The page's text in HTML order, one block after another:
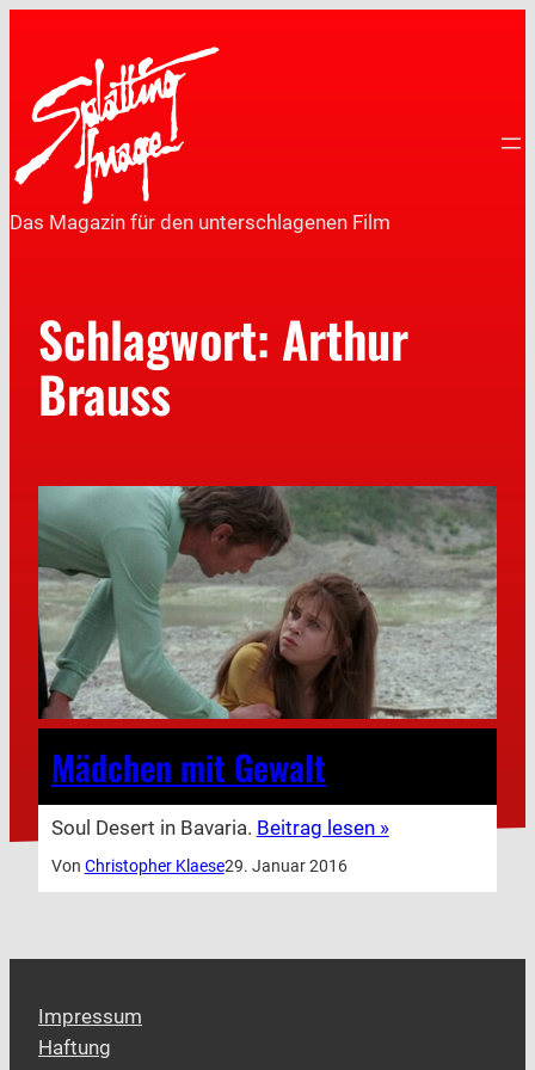
Das Magazin für den unterschlagenen Film
Schlagwort: Arthur
Brauss
Mädchen mit Gewalt
Soul Desert in Bavaria. Beitrag lesen »
Von Christopher Klaese29. Januar 2016
Impressum
Haftung